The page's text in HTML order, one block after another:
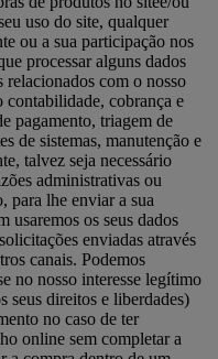
uso do site, qualquer
ou a sua participação nos
processar alguns dados
com o nosso
cobrança e
pagamento, triagem de
de sistemas, manutenção e
talvez seja necessário
administrativas ou
para lhe enviar a sua
usaremos os seus dados
enviadas através
canais. Podemos
no nosso interesse legítimo
seus direitos e liberdades)
no caso de ter
online sem completar a